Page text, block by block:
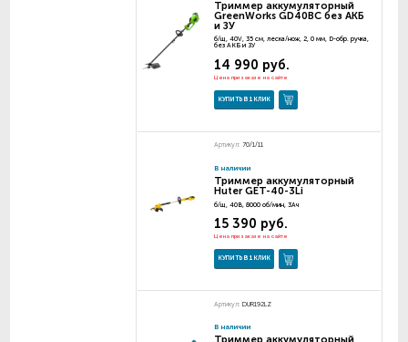
Триммер аккумуляторный
GreenWorks GD40BC без АКБ
и ЗУ
б/щ, 40V, 35 см, леска/нож, 2, 0 мм, D-обр. ручка,
без АКБ и ЗУ
14 990 руб.
Цена при заказе на сайте
КУПИТЬ В 1 КЛИК
Артикул: 70/1/11
В наличии
Триммер аккумуляторный
Huter GET-40-3Li
б/щ, 40В, 8000 об/мин, 3Ач
15 390 руб.
Цена при заказе на сайте
КУПИТЬ В 1 КЛИК
Артикул: DUR192LZ
В наличии
Триммер аккумуляторный